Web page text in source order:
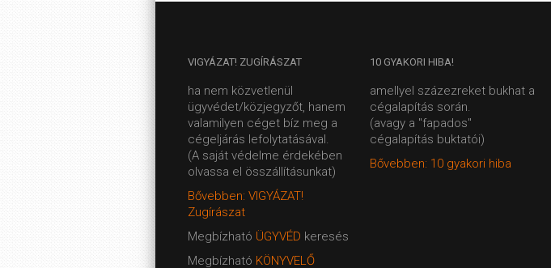
VIGYÁZAT! ZUGÍRÁSZAT
ha nem közvetlenül
ügyvédet/közjegyzőt, hanem
valamilyen céget bíz meg a
cégeljárás lefolytatásával.
(A saját védelme érdekében
olvassa el összállításunkat)
Bővebben: VIGYÁZAT!
Zugírászat
Megbízható ÜGYVÉD keresés
Megbízható KÖNYVELŐ
10 GYAKORI HIBA!
amellyel százezreket bukhat a
cégalapítás során.
(avagy a "fapados"
cégalapítás buktatói)
Bővebben: 10 gyakori hiba